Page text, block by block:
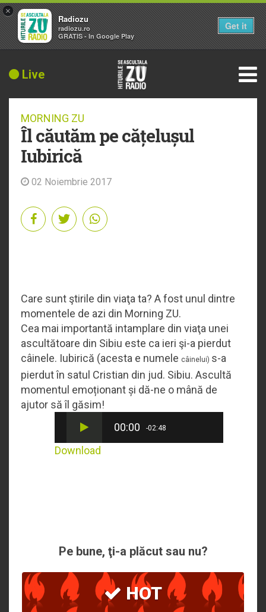
Live
MORNING ZU
Îl căutăm pe cățelușul
Iubirică
02 Noiembrie 2017
Care sunt ştirile din viaţa ta? A fost unul dintre
momentele de azi din Morning ZU.
Cea mai importantă intamplare din viaţa unei
ascultătoare din Sibiu este ca ieri şi-a pierdut
câinele. Iubirică (acesta e numele câinelui) s-a
pierdut în satul Cristian din jud. Sibiu. Ascultă
momentul emoționant și dă-ne o mână de
ajutor să îl găsim!
00:00
-02:48
Download
Pe bune, ţi-a plăcut sau nu?
HOT
×
Radiozu
radiozu.ro
GRATIS - In Google Play
Get it